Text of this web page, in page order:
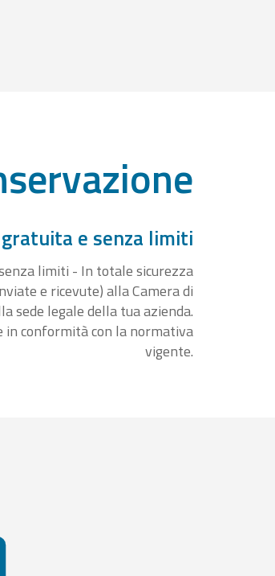
e senza limiti
limiti - In totale sicurezza
e ricevute) alla Camera di
sede legale della tua azienda.
conformità con la normativa
vigente.